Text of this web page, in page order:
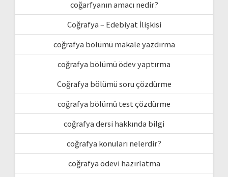
coğarfyanın amacı nedir?
Coğrafya – Edebiyat İlişkisi
coğrafya bölümü makale yazdırma
coğrafya bölümü ödev yaptırma
Coğrafya bölümü soru çözdürme
coğrafya bölümü test çözdürme
coğrafya dersi hakkında bilgi
coğrafya konuları nelerdir?
coğrafya ödevi hazırlatma